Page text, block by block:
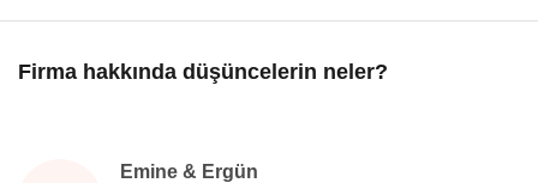
Firma hakkında düşüncelerin neler?
Emine & Ergün